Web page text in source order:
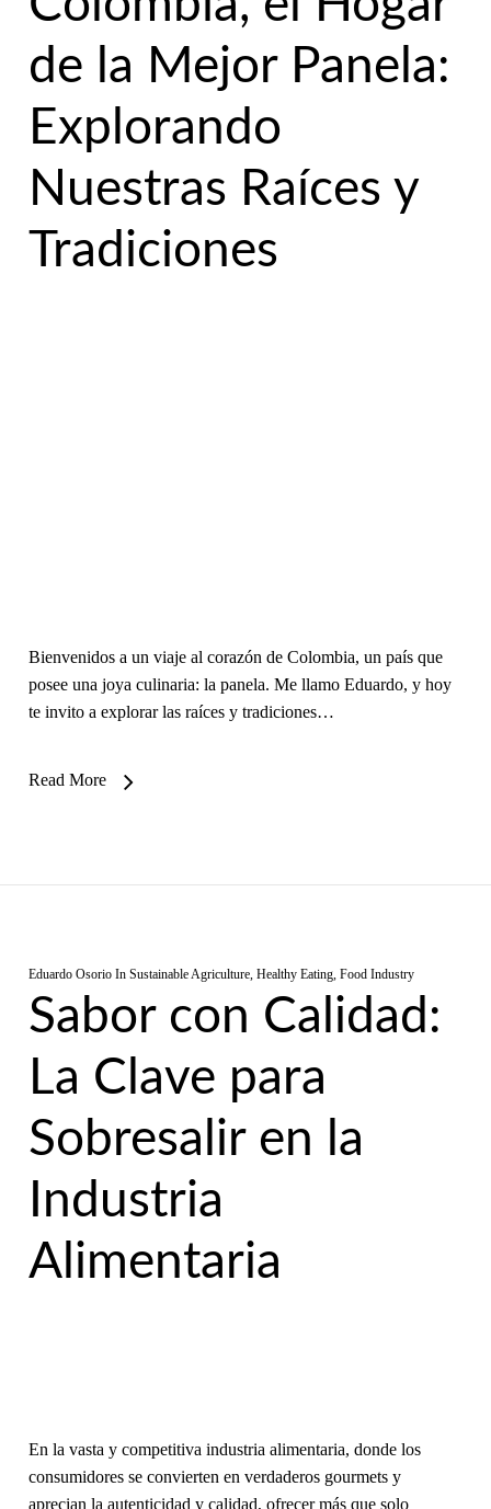
de la Mejor Panela:
Explorando
Nuestras Raíces y
Tradiciones
Bienvenidos a un viaje al corazón de Colombia, un país que
posee una joya culinaria: la panela. Me llamo Eduardo, y hoy
te invito a explorar las raíces y tradiciones…
Read More
Eduardo Osorio In Sustainable Agriculture, Healthy Eating, Food Industry
Sabor con Calidad:
La Clave para
Sobresalir en la
Industria
Alimentaria
En la vasta y competitiva industria alimentaria, donde los
consumidores se convierten en verdaderos gourmets y
aprecian la autenticidad y calidad, ofrecer más que solo